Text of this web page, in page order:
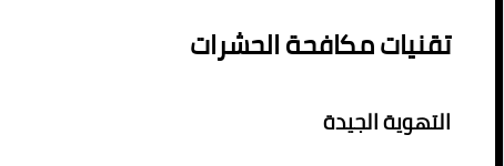
تقنيات مكافحة الحشرات
التهوية الجيدة